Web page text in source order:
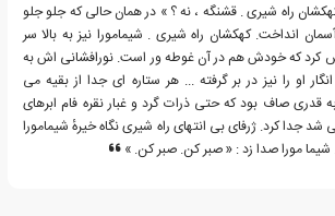
راه شیری . قشنگه ، نه ؟ » در همان حالی که جلو جلو
انداخت. کهکشان راه شیری . شیمامورا نیز به بالا سر
کرد که خودش هم در آن غوطه ور است. نورافشانی اش به
او را نیز در بر گرفته ... هر ستاره ای جدا از بقیه می
صاف بود که حتی ذرات گرد و غبار نقره فام ابرهای
جدا کرد. ژرفای بی انتهای راه شیری نگاه خیرهٔ شیمامورا
مورا صدا زد : « صبر کن. صبر کن. »